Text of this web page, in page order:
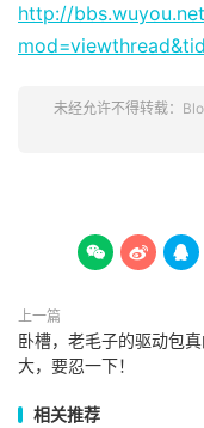
http://
未经允许不得转载：
  
上一篇
卧槽，老毛子的驱动包
大，要忍一下！
相关推荐